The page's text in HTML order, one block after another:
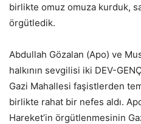
birlikte omuz omuza kurduk,
örgütledik.
Abdullah Gözalan (Apo) ve
halkının sevgilisi iki DEV-
Gazi Mahallesi faşistlerden
birlikte rahat bir nefes aldı.
Hareket’in örgütlenmesinin